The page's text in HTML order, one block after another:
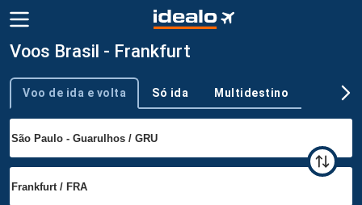
Voos Brasil - Frankfurt
Tipo de viagem
Voo de ida e volta Só ida Multidestino